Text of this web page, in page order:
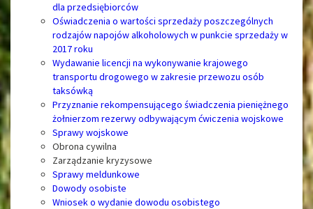
dla przedsiębiorców
Oświadczenia o wartości sprzedaży poszczególnych
rodzajów napojów alkoholowych w punkcie sprzedaży w
2017 roku
Wydawanie licencji na wykonywanie krajowego
transportu drogowego w zakresie przewozu osób
taksówką
Przyznanie rekompensującego świadczenia pieniężnego
żołnierzom rezerwy odbywającym ćwiczenia wojskowe
Sprawy wojskowe
Obrona cywilna
Zarządzanie kryzysowe
Sprawy meldunkowe
Dowody osobiste
Wniosek o wydanie dowodu osobistego